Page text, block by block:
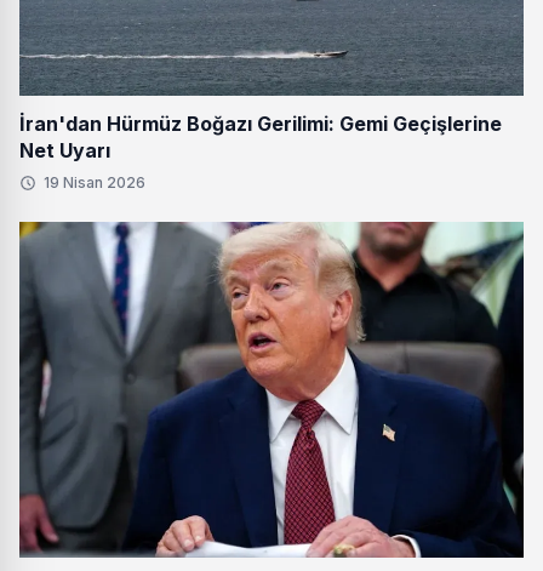
İran'dan Hürmüz Boğazı Gerilimi: Gemi Geçişlerine
Net Uyarı
19 Nisan 2026